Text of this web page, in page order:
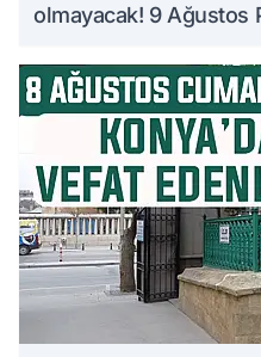
olmayacak! 9 Ağustos